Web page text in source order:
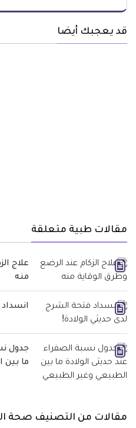
قد يعجبك أيضا
مقالات طبية متعلقة
علاج
منه
جدول
ما بين
مقالات من التصنيف صحة